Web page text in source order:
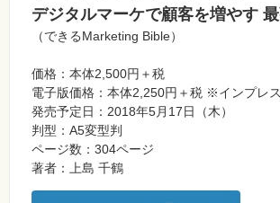
デジタルマーケで顧客を増やす
（できるMarketing Bible）
価格：本体2,500円＋税
電子版価格：本体2,250円＋税 ※インプレ
発売予定日：2018年5月17日（木）
判型：A5変型判
ページ数：304ページ
著者：上島 千鶴